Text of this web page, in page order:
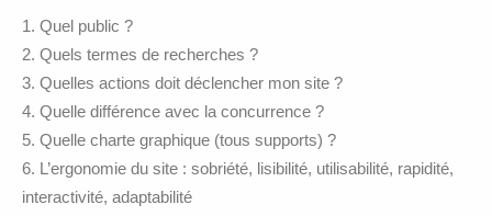
Quel public ?
Quels termes de recherches ?
Quelles actions doit déclencher mon site ?
Quelle différence avec la concurrence ?
Quelle charte graphique (tous supports) ?
L’ergonomie du site : sobriété, lisibilité, utilisabilité, rapidité,
interactivité, adaptabilité